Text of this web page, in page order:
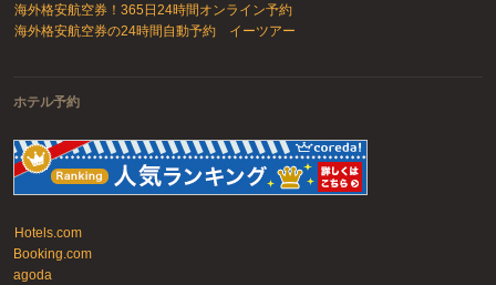
海外格安航空券！365日24時間オンライン予約
海外格安航空券の24時間自動予約 イーツアー
ホテル予約
Hotels.com
Booking.com
agoda